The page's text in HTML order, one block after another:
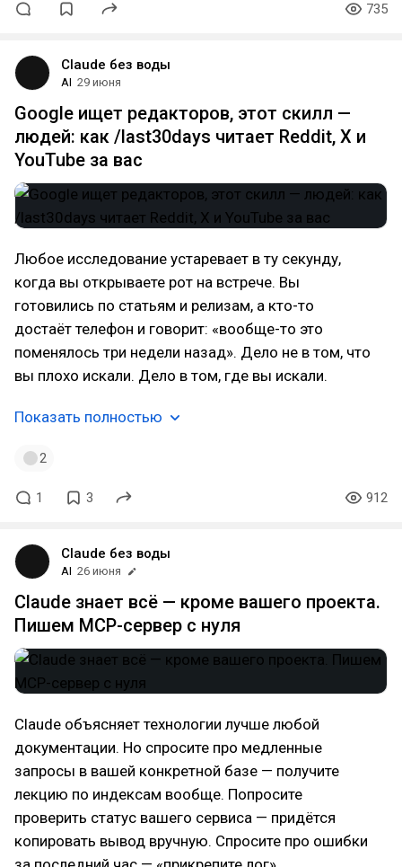
735
Claude без воды
AI 29 июня
Google ищет редакторов, этот скилл —
людей: как /last30days читает Reddit, X и
YouTube за вас
Любое исследование устаревает в ту секунду,
когда вы открываете рот на встрече. Вы
готовились по статьям и релизам, а кто-то
достаёт телефон и говорит: «вообще-то это
поменялось три недели назад». Дело не в том, что
вы плохо искали. Дело в том, где вы искали.
Показать полностью
2
1 3 912
Claude без воды
AI 26 июня
Claude знает всё — кроме вашего проекта.
Пишем MCP-сервер с нуля
Claude объясняет технологии лучше любой
документации. Но спросите про медленные
запросы в вашей конкретной базе — получите
лекцию по индексам вообще. Попросите
проверить статус вашего сервиса — придётся
копировать вывод вручную. Спросите про ошибки